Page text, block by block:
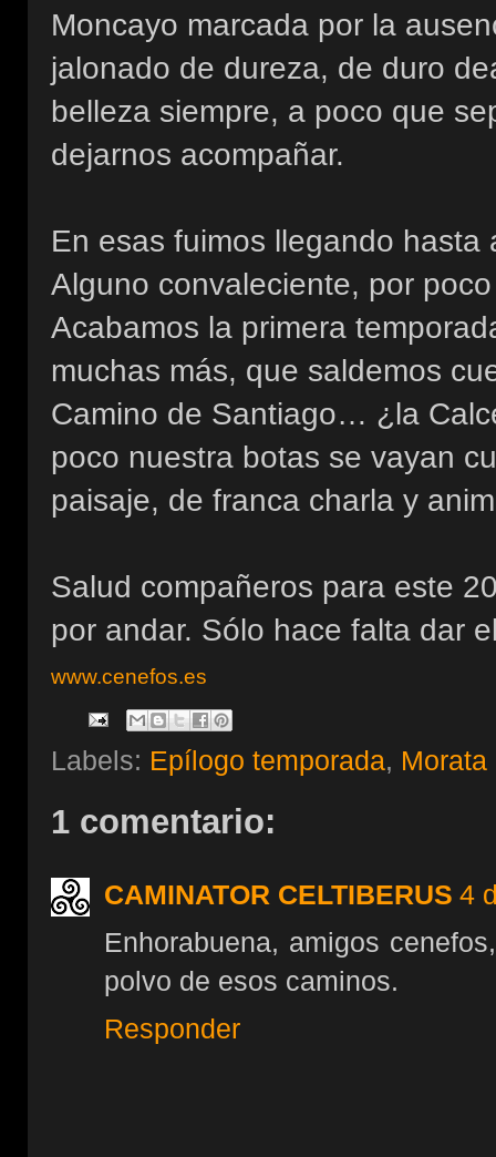
Moncayo marcada por la
jalonado de dureza, de duro
belleza siempre, a poco que
dejarnos acompañar.
En esas fuimos llegando
Alguno convaleciente, por
Acabamos la primera
muchas más, que saldemos
Camino de Santiago… ¿la
poco nuestra botas se vayan
paisaje, de franca charla y
Salud compañeros para este
por andar. Sólo hace falta dar
www.cenefos.es
Labels: Epílogo temporada,
1 comentario:
CAMINATOR CELTIBERUS 4
Enhorabuena, amigos
polvo de esos caminos.
Responder